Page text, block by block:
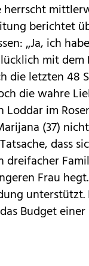
berichtet
„Ja, ich
mit
die letzten 48
die wahre
im
(37)
dass
dreifacher
Frau
unterstützt.
Budget